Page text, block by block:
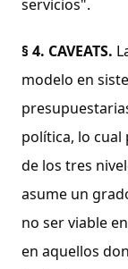
servicios".
§ 4. CAVEATS.
modelo en
política, lo cual
de los tres
asume un
no ser viable
en aquellos